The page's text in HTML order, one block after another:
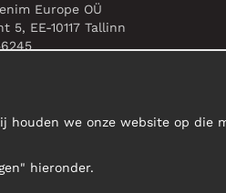
Europe OÜ
5, EE-10117 Tallinn
houden we onze website op die
hieronder.